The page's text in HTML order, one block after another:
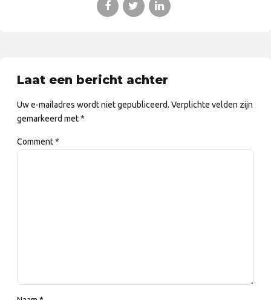
Laat een bericht achter
Uw e-mailadres wordt niet gepubliceerd. Verplichte velden zijn
gemarkeerd met *
Comment*